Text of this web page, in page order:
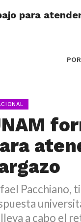
para
Pacchiano,
a cabo el